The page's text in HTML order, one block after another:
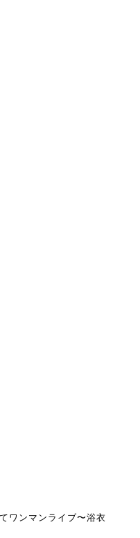
ワンマンライブ〜浴衣